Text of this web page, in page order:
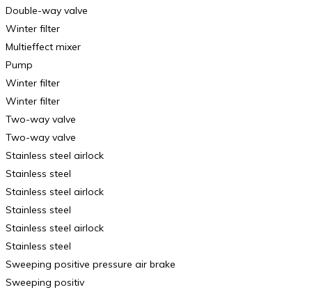
Double-way valve
Winter filter
Multieffect mixer
Pump
Winter filter
Winter filter
Two-way valve
Two-way valve
Stainless steel airlock
Stainless steel
Stainless steel airlock
Stainless steel
Stainless steel airlock
Stainless steel
Sweeping positive pressure air brake
Sweeping positiv